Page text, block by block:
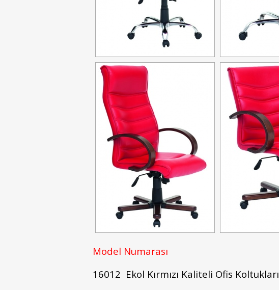
Model Numarası
16012 Ekol Kırmızı Kaliteli Ofis Koltukları